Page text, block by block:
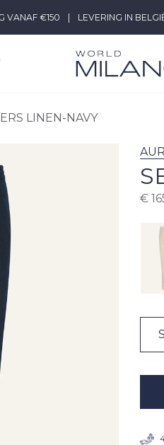
VANAF €150 LEVERING IN
LINEN-NAVY
€
S